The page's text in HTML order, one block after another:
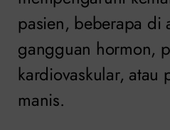
pasien, beberapa di
gangguan hormon,
kardiovaskular, atau
manis.